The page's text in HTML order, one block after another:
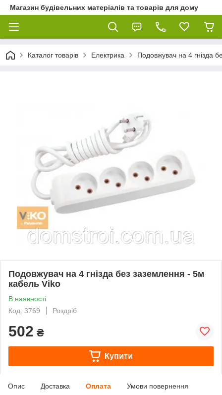
Магазин будівельних матеріалів та товарів для дому
Каталог товарів Електрика Подовжувач на 4 гнізда
Подовжувач на 4 гнізда без заземлення - 5м
кабель Viko
В наявності
Код: 3769
Роздріб
502 ₴
Купити
Опис Доставка Оплата Умови повернення